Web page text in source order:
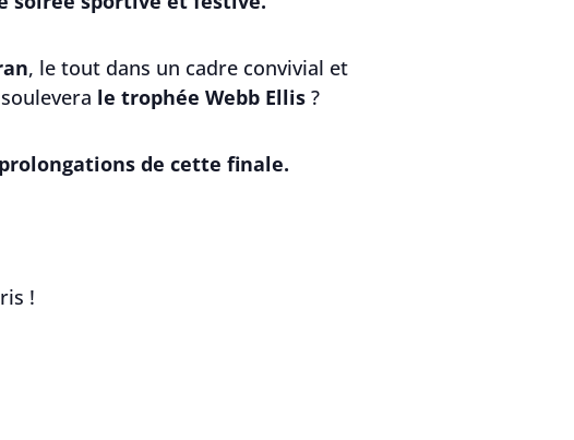
, le tout dans un cadre convivial et
le trophée Webb Ellis ?
de cette finale.
!